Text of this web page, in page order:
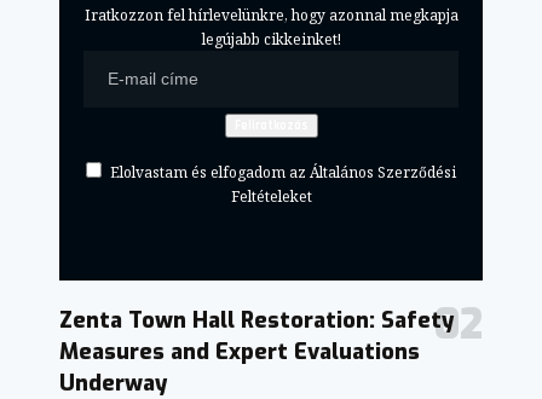
Iratkozzon fel hírlevelünkre, hogy azonnal megkapja
legújabb cikkeinket!
Elolvastam és elfogadom az Általános Szerződési
Feltételeket
Zenta Town Hall Restoration: Safety
Measures and Expert Evaluations
Underway